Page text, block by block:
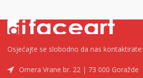
Osjećajte se slobodno da nas kontaktirate:
Omera Vrane br. 22 | 73 000 Goražde